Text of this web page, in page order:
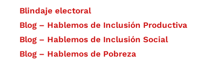
Blindaje electoral
Blog – Hablemos de Inclusión Productiva
Blog – Hablemos de Inclusión Social
Blog – Hablemos de Pobreza